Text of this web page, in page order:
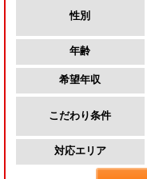
性別
年齢
希望年収
こだわり条件
対応エリア